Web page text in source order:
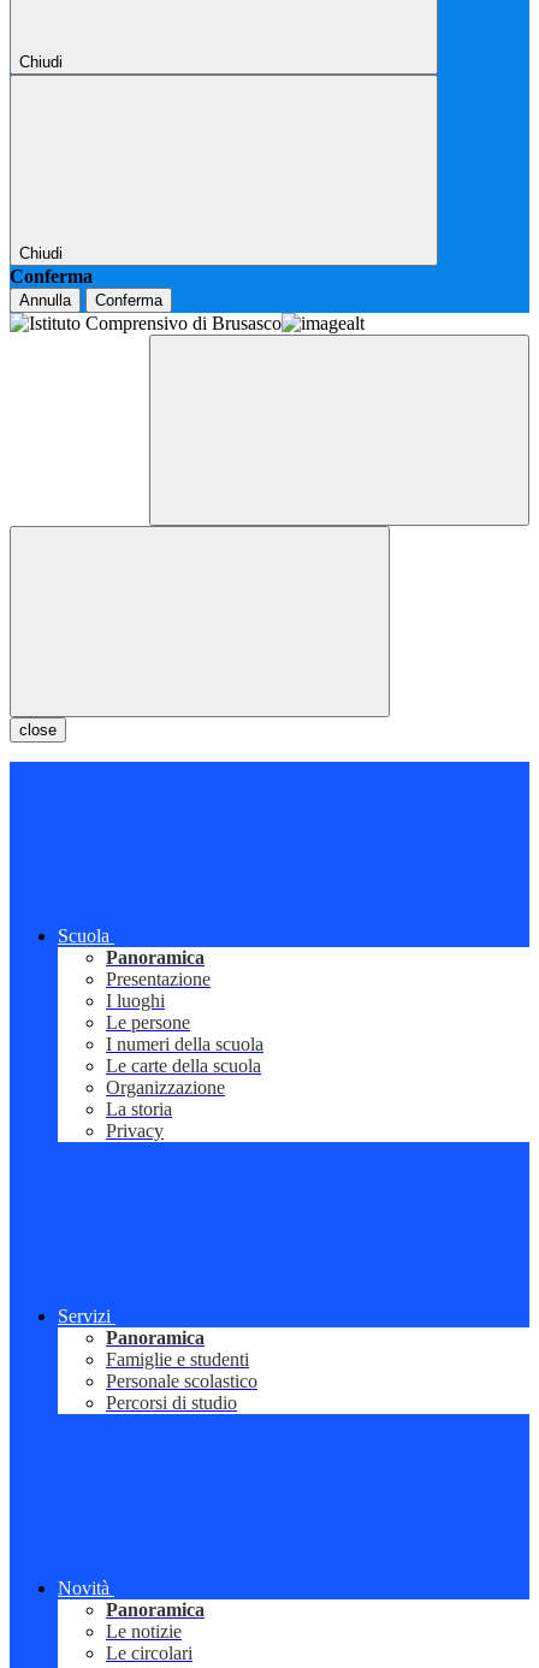
Chiudi
Chiudi
Conferma
Annulla Conferma
close
Scuola
Panoramica
Presentazione
I luoghi
Le persone
I numeri della scuola
Le carte della scuola
Organizzazione
La storia
Privacy
Servizi
Panoramica
Famiglie e studenti
Personale scolastico
Percorsi di studio
Novità
Panoramica
Le notizie
Le circolari